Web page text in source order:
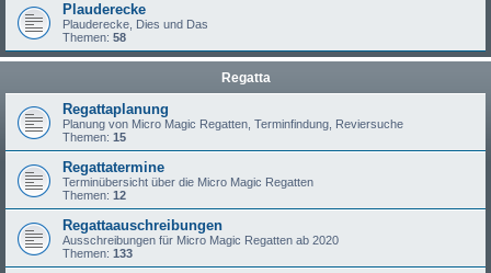
Plauderecke
Plauderecke, Dies und Das
Themen: 58
Regatta
Regattaplanung
Planung von Micro Magic Regatten, Terminfindung, Reviersuche
Themen: 15
Regattatermine
Terminübersicht über die Micro Magic Regatten
Themen: 12
Regattaauschreibungen
Ausschreibungen für Micro Magic Regatten ab 2020
Themen: 133